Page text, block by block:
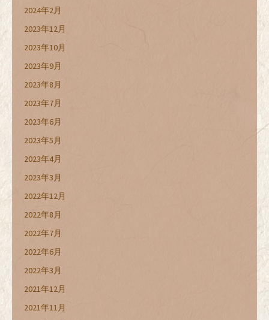
2024年2月
2023年12月
2023年10月
2023年9月
2023年8月
2023年7月
2023年6月
2023年5月
2023年4月
2023年3月
2022年12月
2022年8月
2022年7月
2022年6月
2022年3月
2021年12月
2021年11月